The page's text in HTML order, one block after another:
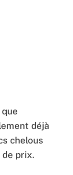
déjà
chelous
prix.